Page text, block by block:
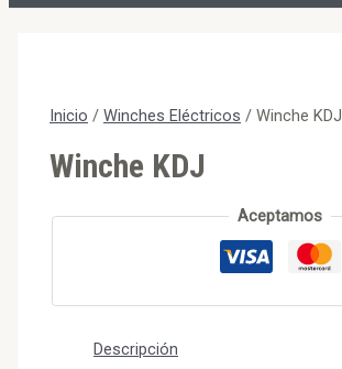
Inicio /Winches Eléctricos / Winche KDJ
Winche KDJ
Aceptamos
Descripción